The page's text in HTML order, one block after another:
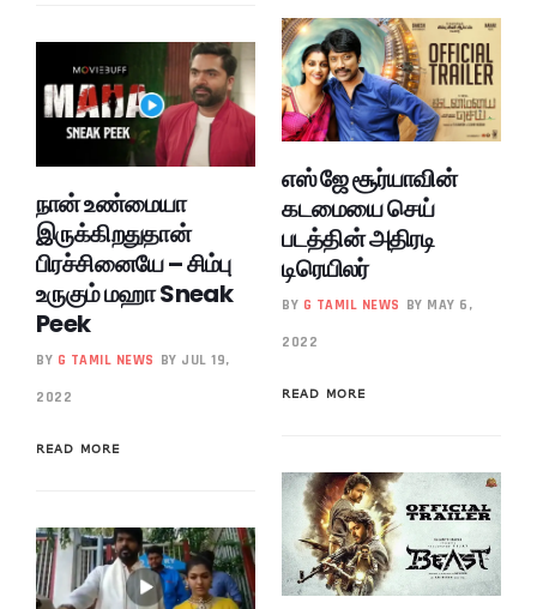
நான் உண்மையா
இருக்கிறதுதான்
பிரச்சினையே – சிம்பு
உருகும் மஹா Sneak
Peek
BY G TAMIL NEWS BY JUL 19,
2022
READ MORE
எஸ் ஜே சூர்யாவின்
கடமையை செய்
படத்தின் அதிரடி
டிரெயிலர்
BY G TAMIL NEWS BY MAY 6,
2022
READ MORE